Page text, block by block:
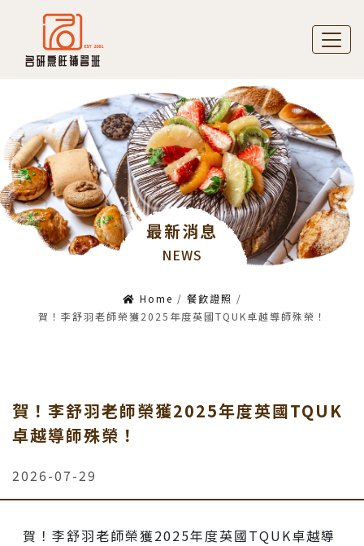
最新消息
NEWS
Home / 餐飲證照 /
賀！李舒羽老師榮獲2025年度英國TQUK卓越導師殊榮！
賀！李舒羽老師榮獲2025年度英國TQUK
卓越導師殊榮！
2026-07-29
賀！李舒羽老師榮獲2025年度英國TQUK卓越導